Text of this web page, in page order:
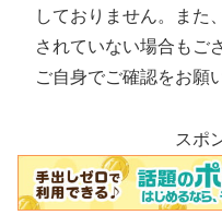
しておりません。また
されていない場合もご
ご自身でご確認をお願
スポ